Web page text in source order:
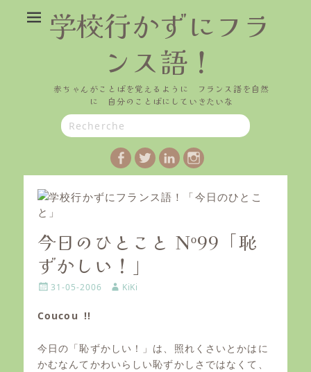
学校行かずにフラ
ンス語！
赤ちゃんがことばを覚えるように フランス語を自然
に 自分のことばにしていきたいな
Search
for:
Facebook
TwitterLinkedIn
Instagram
今日のひとこと Nº99「恥
ずかしい！」
P
s
d
o
31-05-2006
A
r
KiKi
Coucou !!
今日の「恥ずかしい！」は、照れくさいとかはに
かむなんてかわいらしい恥ずかしさではなくて、